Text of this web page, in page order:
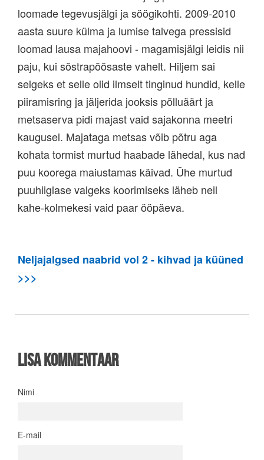
loomade tegevusjälgi ja söögikohti. 2009-2010
aasta suure külma ja lumise talvega pressisid
loomad lausa majahoovi - magamisjälgi leidis nii
paju, kui sõstrapõõsaste vahelt. Hiljem sai
selgeks et selle olid ilmselt tinginud hundid, kelle
piiramisring ja jäljerida jooksis põlluäärt ja
metsaserva pidi majast vaid sajakonna meetri
kaugusel. Majataga metsas võib põtru aga
kohata tormist murtud haabade lähedal, kus nad
puu koorega maiustamas käivad. Ühe murtud
puuhiiglase valgeks koorimiseks läheb neil
kahe-kolmekesi vaid paar ööpäeva.
Neljajalgsed naabrid vol 2 - kihvad ja küüned
>>>
Lisa kommentaar
Nimi
E-mail